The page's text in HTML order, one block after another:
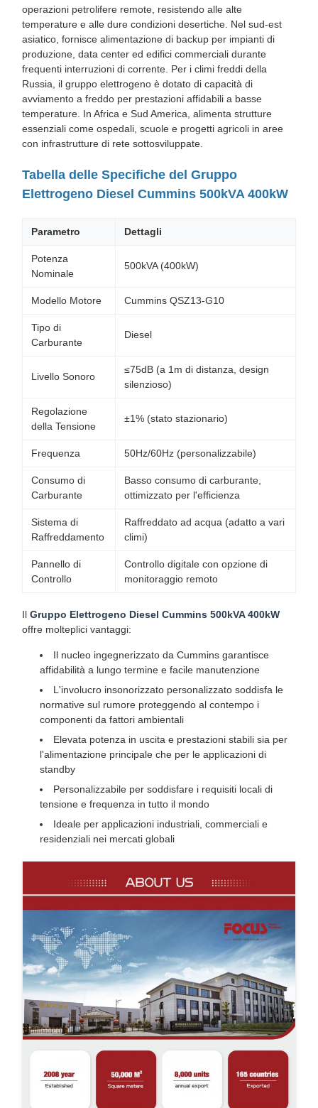
operazioni petrolifere remote, resistendo alle alte
temperature e alle dure condizioni desertiche. Nel sud-est
asiatico, fornisce alimentazione di backup per impianti di
produzione, data center ed edifici commerciali durante
frequenti interruzioni di corrente. Per i climi freddi della
Russia, il gruppo elettrogeno è dotato di capacità di
avviamento a freddo per prestazioni affidabili a basse
temperature. In Africa e Sud America, alimenta strutture
essenziali come ospedali, scuole e progetti agricoli in aree
con infrastrutture di rete sottosviluppate.
Tabella delle Specifiche del Gruppo
Elettrogeno Diesel Cummins 500kVA 400kW
Parametro Dettagli
Potenza
Nominale
500kVA (400kW)
Modello Motore Cummins QSZ13-G10
Tipo di
Carburante
Diesel
Livello Sonoro
≤75dB (a 1m di distanza, design
silenzioso)
Regolazione
della Tensione
±1% (stato stazionario)
Frequenza 50Hz/60Hz (personalizzabile)
Consumo di
Carburante
Basso consumo di carburante,
ottimizzato per l'efficienza
Sistema di
Raffreddamento
Raffreddato ad acqua (adatto a vari
climi)
Pannello di
Controllo
Controllo digitale con opzione di
monitoraggio remoto
Il Gruppo Elettrogeno Diesel Cummins 500kVA 400kW
offre molteplici vantaggi:
Il nucleo ingegnerizzato da Cummins garantisce
affidabilità a lungo termine e facile manutenzione
L'involucro insonorizzato personalizzato soddisfa le
normative sul rumore proteggendo al contempo i
componenti da fattori ambientali
Elevata potenza in uscita e prestazioni stabili sia per
l'alimentazione principale che per le applicazioni di
standby
Personalizzabile per soddisfare i requisiti locali di
tensione e frequenza in tutto il mondo
Ideale per applicazioni industriali, commerciali e
residenziali nei mercati globali